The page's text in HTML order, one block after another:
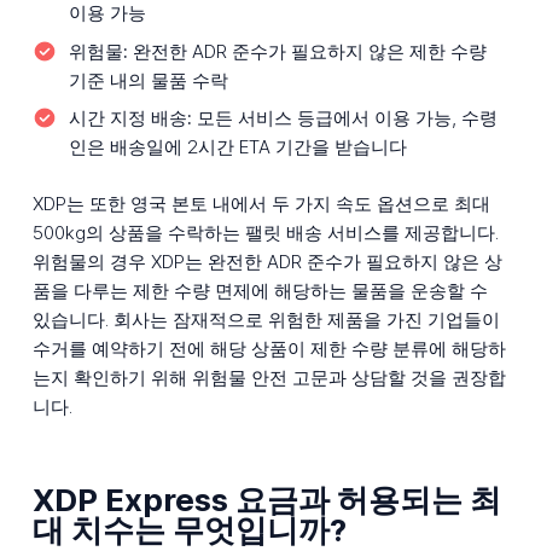
이용 가능
위험물: 완전한 ADR 준수가 필요하지 않은 제한 수량
기준 내의 물품 수락
시간 지정 배송: 모든 서비스 등급에서 이용 가능, 수령
인은 배송일에 2시간 ETA 기간을 받습니다
XDP는 또한 영국 본토 내에서 두 가지 속도 옵션으로 최대
500kg의 상품을 수락하는 팰릿 배송 서비스를 제공합니다.
위험물의 경우 XDP는 완전한 ADR 준수가 필요하지 않은 상
품을 다루는 제한 수량 면제에 해당하는 물품을 운송할 수
있습니다. 회사는 잠재적으로 위험한 제품을 가진 기업들이
수거를 예약하기 전에 해당 상품이 제한 수량 분류에 해당하
는지 확인하기 위해 위험물 안전 고문과 상담할 것을 권장합
니다.
XDP Express 요금과 허용되는 최
대 치수는 무엇입니까?